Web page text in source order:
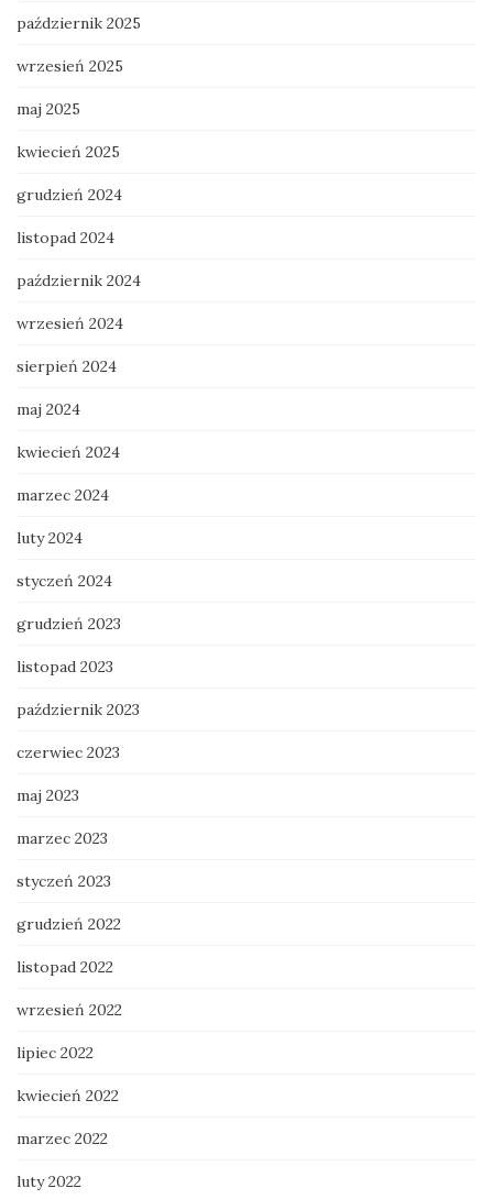
październik 2025
wrzesień 2025
maj 2025
kwiecień 2025
grudzień 2024
listopad 2024
październik 2024
wrzesień 2024
sierpień 2024
maj 2024
kwiecień 2024
marzec 2024
luty 2024
styczeń 2024
grudzień 2023
listopad 2023
październik 2023
czerwiec 2023
maj 2023
marzec 2023
styczeń 2023
grudzień 2022
listopad 2022
wrzesień 2022
lipiec 2022
kwiecień 2022
marzec 2022
luty 2022